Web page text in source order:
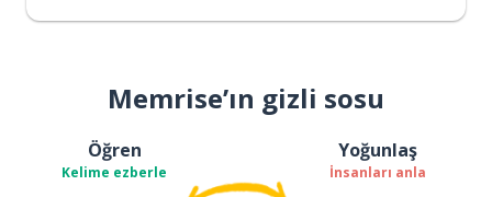
Memrise’ın gizli sosu
Öğren
Kelime ezberle
Yoğunlaş
İnsanları anla